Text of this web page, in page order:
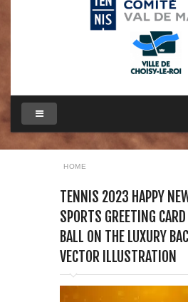
HOME
TENNIS 2023 HAPPY
SPORTS GREETING
BALL ON THE LUXURY
VECTOR ILLUSTRATION